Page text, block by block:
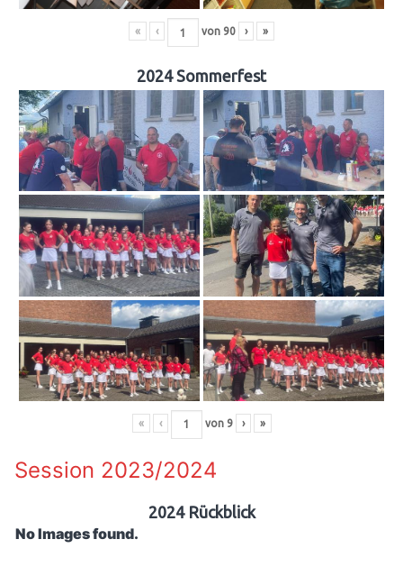
« ‹ von 90 › »
2024 Sommerfest
« ‹ von 9 › »
Session 2023/2024
2024 Rückblick
No Images found.